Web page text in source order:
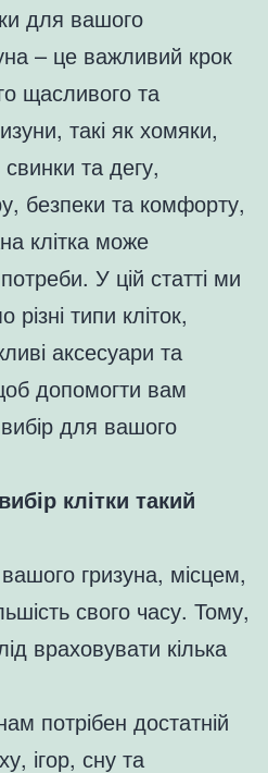
для вашого
– це важливий крок
щасливого та
такі як хомяки,
та дегу,
безпеки та комфорту,
клітка може
У цій статті ми
типи кліток,
аксесуари та
допомогти вам
для вашого
клітки такий
гризуна, місцем,
свого часу. Тому,
враховувати кілька
потрібен достатній
ігор, сну та